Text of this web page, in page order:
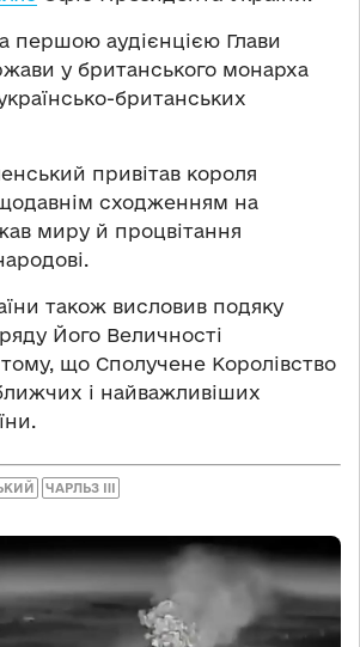
першою аудієнцією Глави
у британського монарха
британських
привітав короля
сходженням на
миру й процвітання
також висловив подяку
Його Величності
що Сполучене Королівство
і найважливіших
ЧАРЛЬЗ III